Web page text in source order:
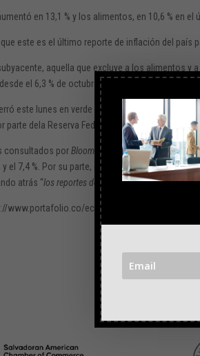
en 13,1 % y los alimentos, en 10,6 % en
este es el último reporte de inflación del país
aquella que excluye a los alimentos
el 6,3 % de octubre.
este lunes en verde a la expectativa de lo
parte dela Reserva Federal a concluir, este
consultados porBloomberg
apuntaban a una
y el 7,4 %. Por su parte, desde Pantheon
atrás “los reportes de horrores” previos.
www.portafolio.co/economia/finanzas/